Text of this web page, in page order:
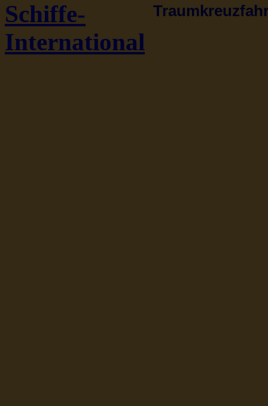
Schiffe-
International